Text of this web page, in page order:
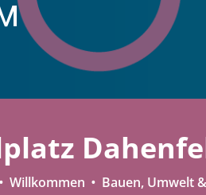
Willkommen Bauen, Umwelt